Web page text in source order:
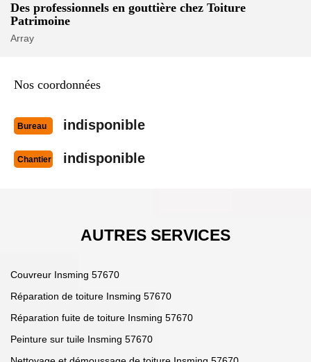
Des professionnels en gouttière chez Toiture
Patrimoine
Array
Nos coordonnées
Bureau indisponible
Chantier indisponible
AUTRES SERVICES
Couvreur Insming 57670
Réparation de toiture Insming 57670
Réparation fuite de toiture Insming 57670
Peinture sur tuile Insming 57670